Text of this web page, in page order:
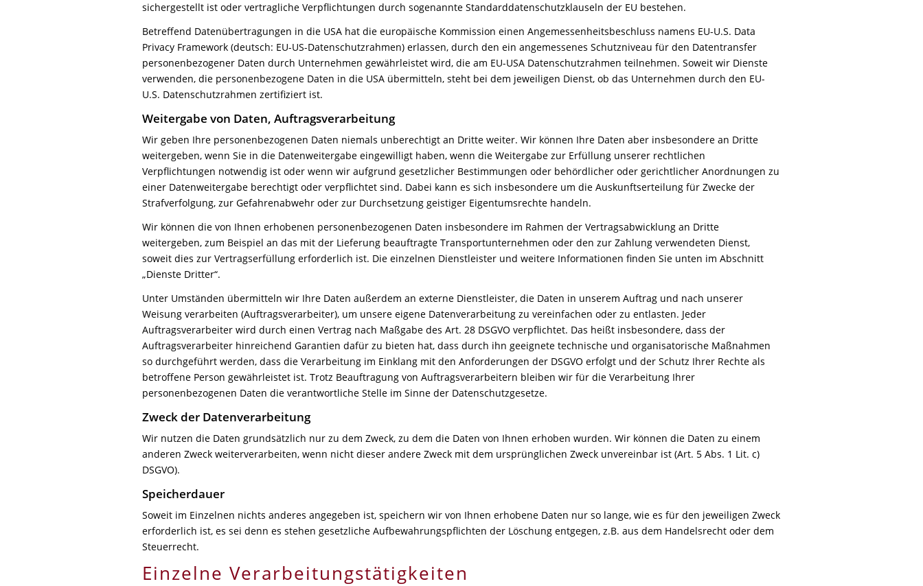
sichergestellt ist oder vertragliche Verpflichtungen durch sogenannte Standarddatenschutzklauseln der EU bestehen.
Betreffend Datenübertragungen in die USA hat die europäische Kommission einen Angemessenheitsbeschluss namens EU-U.S. Data
Privacy Framework (deutsch: EU-US-Datenschutzrahmen) erlassen, durch den ein angemessenes Schutzniveau für den Datentransfer
personenbezogener Daten durch Unternehmen gewährleistet wird, die am EU-USA Datenschutzrahmen teilnehmen. Soweit wir Dienste
verwenden, die personenbezogene Daten in die USA übermitteln, steht bei dem jeweiligen Dienst, ob das Unternehmen durch den EU-
U.S. Datenschutzrahmen zertifiziert ist.
Weitergabe von Daten, Auftragsverarbeitung
Wir geben Ihre personenbezogenen Daten niemals unberechtigt an Dritte weiter. Wir können Ihre Daten aber insbesondere an Dritte
weitergeben, wenn Sie in die Datenweitergabe eingewilligt haben, wenn die Weitergabe zur Erfüllung unserer rechtlichen
Verpflichtungen notwendig ist oder wenn wir aufgrund gesetzlicher Bestimmungen oder behördlicher oder gerichtlicher Anordnungen zu
einer Datenweitergabe berechtigt oder verpflichtet sind. Dabei kann es sich insbesondere um die Auskunftserteilung für Zwecke der
Strafverfolgung, zur Gefahrenabwehr oder zur Durchsetzung geistiger Eigentumsrechte handeln.
Wir können die von Ihnen erhobenen personenbezogenen Daten insbesondere im Rahmen der Vertragsabwicklung an Dritte
weitergeben, zum Beispiel an das mit der Lieferung beauftragte Transportunternehmen oder den zur Zahlung verwendeten Dienst,
soweit dies zur Vertragserfüllung erforderlich ist. Die einzelnen Dienstleister und weitere Informationen finden Sie unten im Abschnitt
„Dienste Dritter“.
Unter Umständen übermitteln wir Ihre Daten außerdem an externe Dienstleister, die Daten in unserem Auftrag und nach unserer
Weisung verarbeiten (Auftragsverarbeiter), um unsere eigene Datenverarbeitung zu vereinfachen oder zu entlasten. Jeder
Auftragsverarbeiter wird durch einen Vertrag nach Maßgabe des Art. 28 DSGVO verpflichtet. Das heißt insbesondere, dass der
Auftragsverarbeiter hinreichend Garantien dafür zu bieten hat, dass durch ihn geeignete technische und organisatorische Maßnahmen
so durchgeführt werden, dass die Verarbeitung im Einklang mit den Anforderungen der DSGVO erfolgt und der Schutz Ihrer Rechte als
betroffene Person gewährleistet ist. Trotz Beauftragung von Auftragsverarbeitern bleiben wir für die Verarbeitung Ihrer
personenbezogenen Daten die verantwortliche Stelle im Sinne der Datenschutzgesetze.
Zweck der Datenverarbeitung
Wir nutzen die Daten grundsätzlich nur zu dem Zweck, zu dem die Daten von Ihnen erhoben wurden. Wir können die Daten zu einem
anderen Zweck weiterverarbeiten, wenn nicht dieser andere Zweck mit dem ursprünglichen Zweck unvereinbar ist (Art. 5 Abs. 1 Lit. c)
DSGVO).
Speicherdauer
Soweit im Einzelnen nichts anderes angegeben ist, speichern wir von Ihnen erhobene Daten nur so lange, wie es für den jeweiligen Zweck
erforderlich ist, es sei denn es stehen gesetzliche Aufbewahrungspflichten der Löschung entgegen, z.B. aus dem Handelsrecht oder dem
Steuerrecht.
Einzelne Verarbeitungstätigkeiten